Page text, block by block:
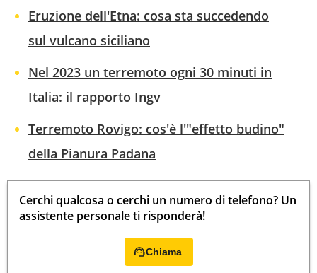
Eruzione dell'Etna: cosa sta succedendo
sul vulcano siciliano
Nel 2023 un terremoto ogni 30 minuti in
Italia: il rapporto Ingv
Terremoto Rovigo: cos'è l'"effetto budino"
della Pianura Padana
Cerchi qualcosa o cerchi un numero di telefono? Un
assistente personale ti risponderà!
Chiama